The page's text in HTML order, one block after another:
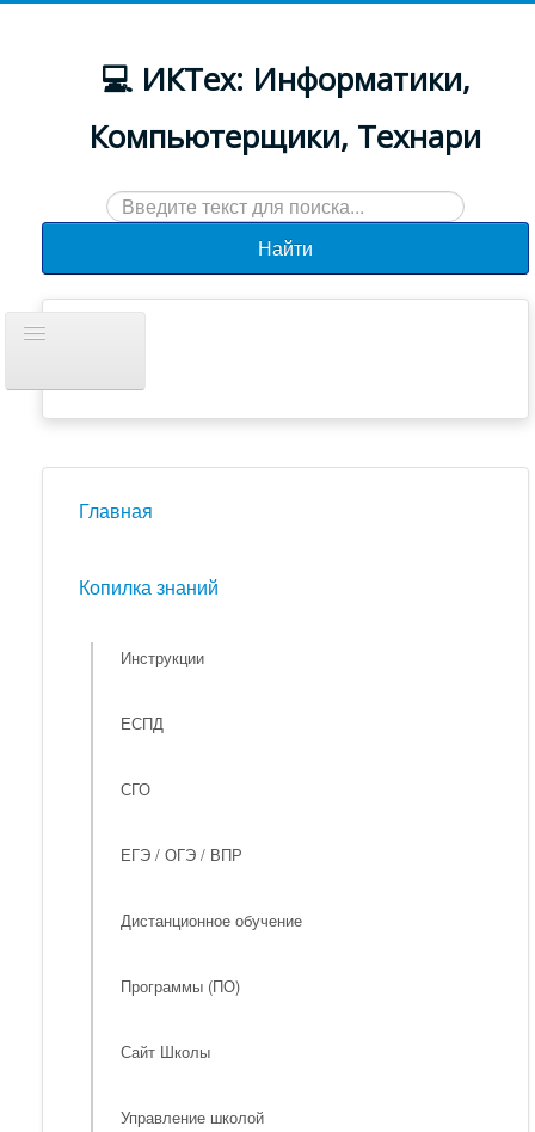
💻 ИКТех: Информатики,
Компьютерщики, Технари
Искать...
Найти
навигацию
Новости
Главная
Копилка знаний
Инструкции
ЕСПД
СГО
ЕГЭ / ОГЭ / ВПР
Дистанционное обучение
Программы (ПО)
Сайт Школы
Управление школой